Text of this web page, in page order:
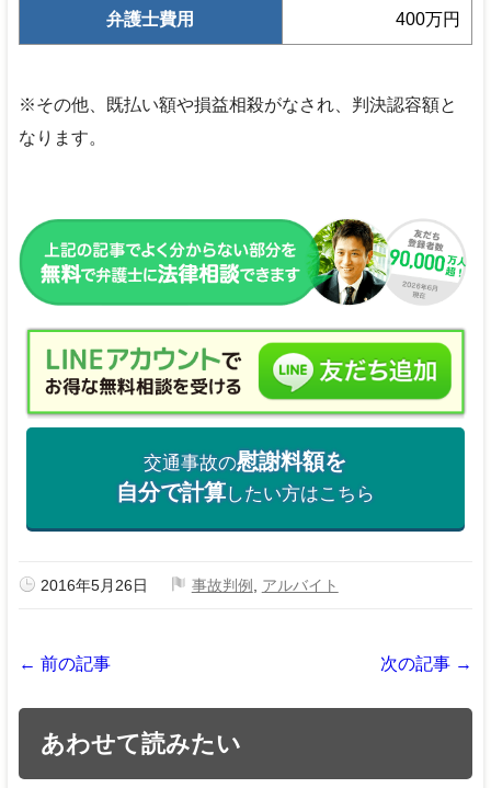
弁護士費用 400万円
※その他、既払い額や損益相殺がなされ、判決認容額と
なります。
交通事故の慰謝料額を
自分で計算したい方はこちら
2016年5月26日 事故判例 アルバイト
← 前の記事 次の記事 →
あわせて読みたい